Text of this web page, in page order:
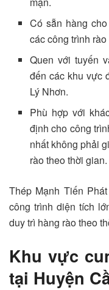
Có sẵn hàng
các công trình
Quen với tuyến
đến các khu vực
Lý Nhơn.
Phù hợp với
định cho công
nhất không phải
rào theo thời gian.
Thép Mạnh Tiến
công trình diện tích
duy trì hàng rào theo
Khu vực
tại Huyện